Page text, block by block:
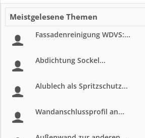
Meistgelesene Themen
Fassadenreinigung WDVS:...
Abdichtung Sockel...
Alublech als Spritzschutz...
Wandanschlussprofil an...